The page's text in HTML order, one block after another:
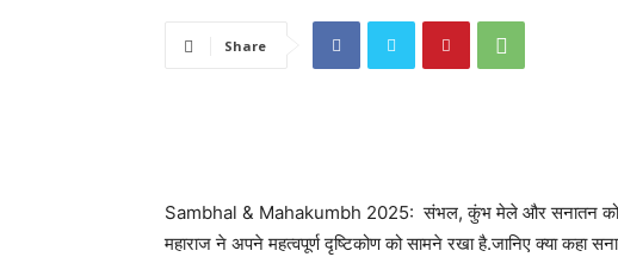
Share
Sambhal & Mahakumbh 2025: संभल, कुंभ मेले और सनातन को
महाराज ने अपने महत्वपूर्ण दृष्टिकोण को सामने रखा है.जानिए क्या कहा